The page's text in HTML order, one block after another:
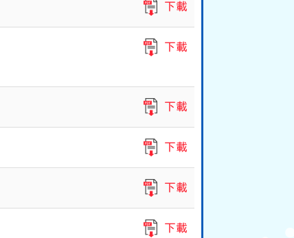
下載
下載
下載
下載
下載
下載